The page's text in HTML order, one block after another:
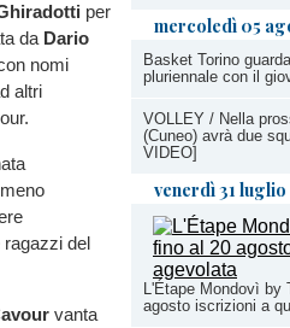
mercoledì 05
Basket Torino
pluriennale con il
VOLLEY / Nella
(Cuneo) avrà due
VIDEO]
venerdì 31 luglio
L'Étape Mondovì by
agosto iscrizioni a
per
da Dario
nomi
altri
del
vanta